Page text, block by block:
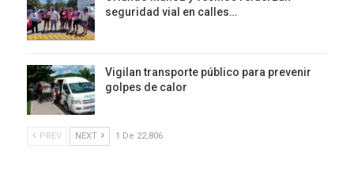
seguridad vial en calles…
Vigilan transporte público para prevenir
golpes de calor
PREV NEXT 1 De 22,806